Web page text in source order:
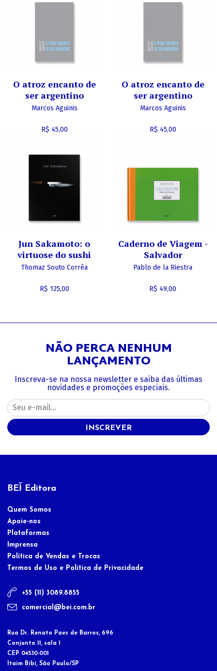
O atroz encanto de
ser argentino
Marcos Aguinis
R$ 45,00
O atroz encanto de
ser argentino
Marcos Aguinis
R$ 45,00
Jun Sakamoto: o
virtuose do sushi
Thomaz Souto Corrêa
R$ 125,00
Caderno de Viagem -
Salvador
Pablo de la Riestra
R$ 49,00
NÃO PERCA NENHUM
LANÇAMENTO
Inscreva-se na nossa newsletter e saiba das últimas
novidades e promoções especiais.
INSCREVER
BEĨ Editora
Quem Somos
Apoie-nos
Plataformas
Imprensa
Política de Vendas e Trocas
Termos de Uso e Política de Privacidade
+55 (11) 3089.8855
comercial@bei.com.br
Rua Dr. Renato Paes de Barros, 696
Conjunto 11, sala 1
CEP 04530-001
Itaim Bibi, São Paulo/SP